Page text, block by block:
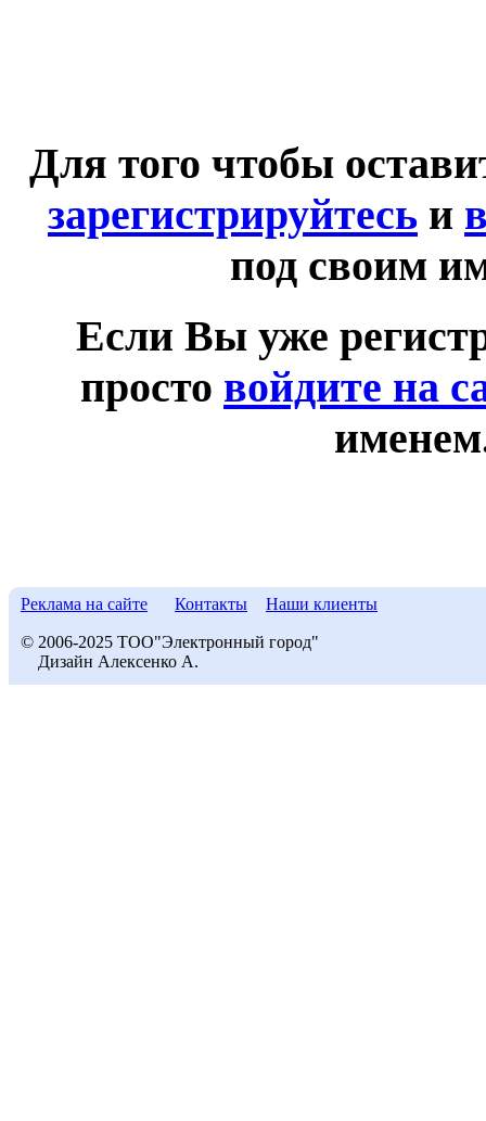
Для того чтобы
зарегистрируйтесь и
под своим
Если Вы уже
просто войдите на
Реклама на сайте Контакты Наши клиенты
© 2006-2025 ТОО"Электронный город"
Дизайн Алексенко А.